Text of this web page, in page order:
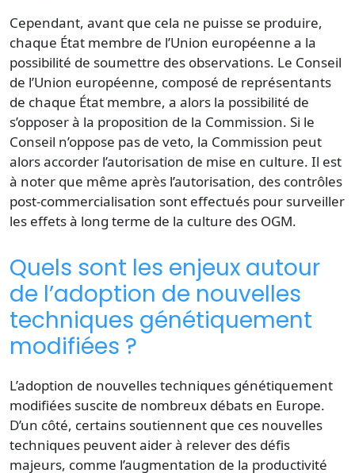
Cependant, avant que cela ne puisse se produire,
chaque État membre de l’Union européenne a la
possibilité de soumettre des observations. Le Conseil
de l’Union européenne, composé de représentants
de chaque État membre, a alors la possibilité de
s’opposer à la proposition de la Commission. Si le
Conseil n’oppose pas de veto, la Commission peut
alors accorder l’autorisation de mise en culture. Il est
à noter que même après l’autorisation, des contrôles
post-commercialisation sont effectués pour surveiller
les effets à long terme de la culture des OGM.
Quels sont les enjeux autour
de l’adoption de nouvelles
techniques génétiquement
modifiées ?
L’adoption de nouvelles techniques génétiquement
modifiées suscite de nombreux débats en Europe.
D’un côté, certains soutiennent que ces nouvelles
techniques peuvent aider à relever des défis
majeurs, comme l’augmentation de la productivité